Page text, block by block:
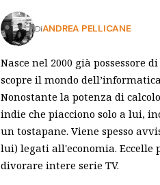
DiANDREA PELLICANE
Nasce nel 2000 già possessore
scopre il mondo
Nonostante la potenza di
indie che piacciono solo a lui,
un tostapane. Viene spesso
lui) legati all'economia.
divorare intere serie TV.